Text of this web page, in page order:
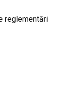
reglementări